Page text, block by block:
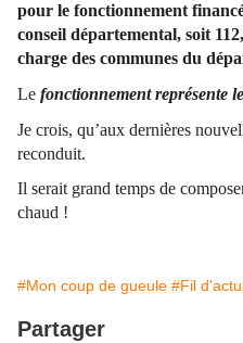
pour le fonctionnement
conseil départemental, soit
charge des communes du
Le fonctionnement représente
Je crois, qu’aux dernières
reconduit.
Il serait grand temps de
chaud !
#Mon coup de gueule #Fil
Partager